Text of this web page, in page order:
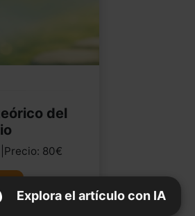
del
80€
Explora el artículo con IA